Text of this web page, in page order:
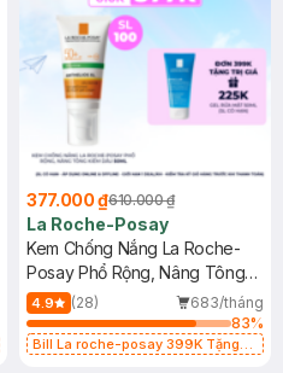
377.000 ₫610.000 ₫
La Roche-Posay
Kem Chống Nắng La Roche-
Posay Phổ Rộng, Nâng Tông
Kiềm Dầu 50ml
4.9 (28)
683/tháng
83%
Bill La roche-posay 399K Tặng